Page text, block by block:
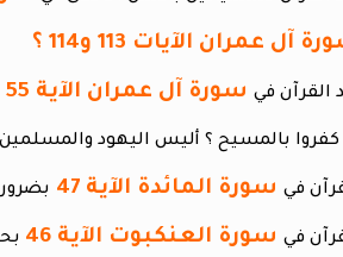
سورة آل عمران الآية 55
بالمسيح ؟ أليس اليهود
سورة المائدة الآية 47
سورة العنكبوت الآية 46